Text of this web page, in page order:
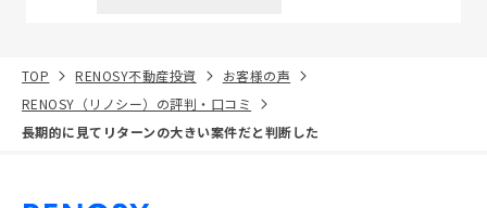
TOP RENOSY不動産投資
お客様の声
RENOSY（リノシー）の評判・口コミ
長期的に見てリターンの大きい案件だと判断した